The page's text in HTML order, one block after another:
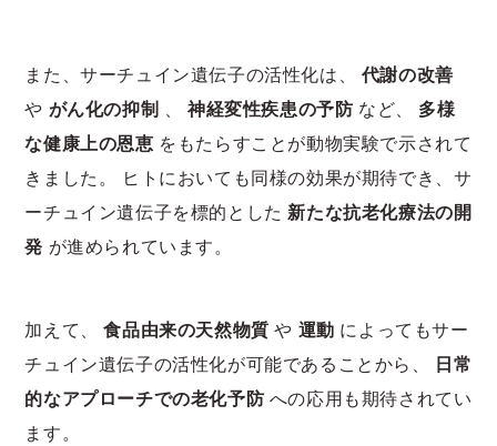
また、サーチュイン遺伝子の活性化は、 代謝の改善
や がん化の抑制 、神経変性疾患の予防 など、 多様
な健康上の恩恵 をもたらすことが動物実験で示されて
きました。 ヒトにおいても同様の効果が期待でき、サ
ーチュイン遺伝子を標的とした 新たな抗老化療法の開
発 が進められています。
加えて、食品由来の天然物質 や 運動 によってもサー
チュイン遺伝子の活性化が可能であることから、 日常
的なアプローチでの老化予防 への応用も期待されてい
ます。